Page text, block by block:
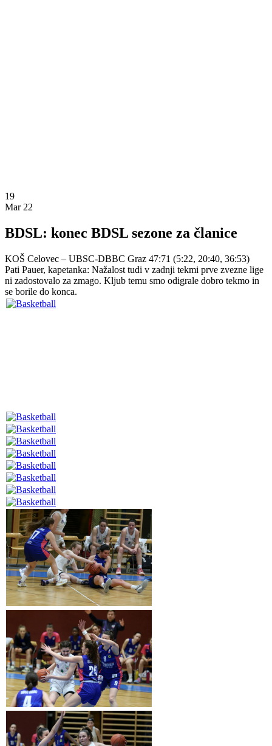
19
Mar 22
BDSL: konec BDSL sezone za članice
KOŠ Celovec – UBSC-DBBC Graz 47:71 (5:22, 20:40, 36:53)
Pati Pauer, kapetanka: Nažalost tudi v zadnji tekmi prve zvezne lige
ni zadostovalo za zmago. Kljub temu smo odigrale dobro tekmo in
se borile do konca.